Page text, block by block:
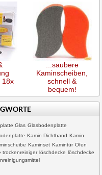
18x
...saubere
Kaminscheiben,
schnell &
bequem!
Glas Glasbodenplatte
Kamin Dichtband Kamin
Kaminset Kamintür Ofen
trockenreiniger löschdecke löschdecke